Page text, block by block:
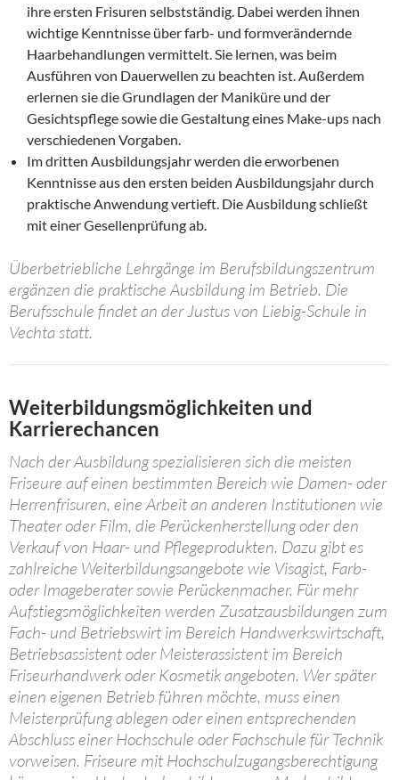
ihre ersten Frisuren selbstständig. Dabei werden ihnen
wichtige Kenntnisse über farb- und formverändernde
Haarbehandlungen vermittelt. Sie lernen, was beim
Ausführen von Dauerwellen zu beachten ist. Außerdem
erlernen sie die Grundlagen der Maniküre und der
Gesichtspflege sowie die Gestaltung eines Make-ups nach
verschiedenen Vorgaben.
Im dritten Ausbildungsjahr werden die erworbenen
Kenntnisse aus den ersten beiden Ausbildungsjahr durch
praktische Anwendung vertieft. Die Ausbildung schließt
mit einer Gesellenprüfung ab.
Überbetriebliche Lehrgänge im Berufsbildungszentrum
ergänzen die praktische Ausbildung im Betrieb. Die
Berufsschule findet an der Justus von Liebig-Schule in
Vechta statt.
Weiterbildungsmöglichkeiten und
Karrierechancen
Nach der Ausbildung spezialisieren sich die meisten
Friseure auf einen bestimmten Bereich wie Damen- oder
Herrenfrisuren, eine Arbeit an anderen Institutionen wie
Theater oder Film, die Perückenherstellung oder den
Verkauf von Haar- und Pflegeprodukten. Dazu gibt es
zahlreiche Weiterbildungsangebote wie Visagist, Farb-
oder Imageberater sowie Perückenmacher. Für mehr
Aufstiegsmöglichkeiten werden Zusatzausbildungen zum
Fach- und Betriebswirt im Bereich Handwerkswirtschaft,
Betriebsassistent oder Meisterassistent im Bereich
Friseurhandwerk oder Kosmetik angeboten. Wer später
einen eigenen Betrieb führen möchte, muss einen
Meisterprüfung ablegen oder einen entsprechenden
Abschluss einer Hochschule oder Fachschule für Technik
vorweisen. Friseure mit Hochschulzugangsberechtigung